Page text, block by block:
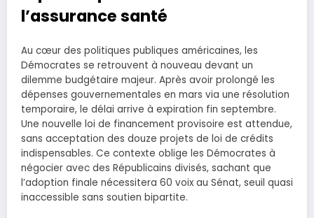
l’assurance santé
Au cœur des politiques publiques américaines, les
Démocrates se retrouvent à nouveau devant un
dilemme budgétaire majeur. Après avoir prolongé les
dépenses gouvernementales en mars via une résolution
temporaire, le délai arrive à expiration fin septembre.
Une nouvelle loi de financement provisoire est attendue,
sans acceptation des douze projets de loi de crédits
indispensables. Ce contexte oblige les Démocrates à
négocier avec des Républicains divisés, sachant que
l’adoption finale nécessitera 60 voix au Sénat, seuil quasi
inaccessible sans soutien bipartite.